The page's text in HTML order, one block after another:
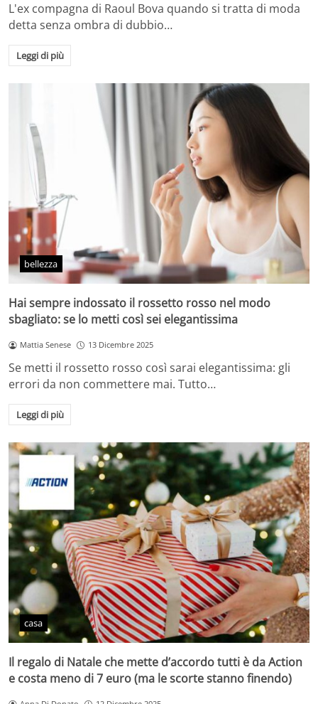
L'ex compagna di Raoul Bova quando si tratta di moda
detta senza ombra di dubbio…
Leggi di più
bellezza
Hai sempre indossato il rossetto rosso nel modo
sbagliato: se lo metti così sei elegantissima
Mattia Senese 13 Dicembre 2025
Se metti il rossetto rosso così sarai elegantissima: gli
errori da non commettere mai. Tutto…
Leggi di più
casa
Il regalo di Natale che mette d’accordo tutti è da Action
e costa meno di 7 euro (ma le scorte stanno finendo)